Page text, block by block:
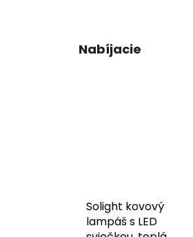
Nabíjacie
Solight kovový
lampáš s LED